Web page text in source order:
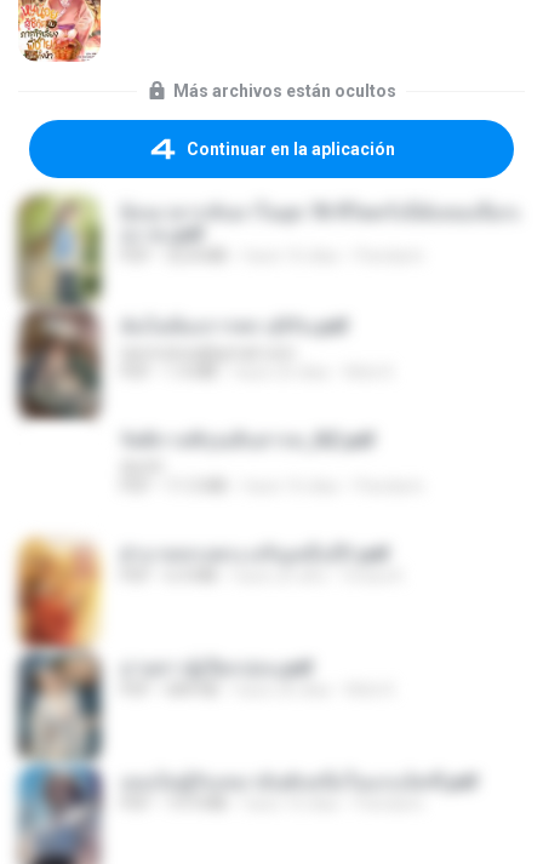
Más archivos están ocultos
Continuar en la aplicación
ย้อนเวลากลับมาในยุค 70 ชีวิตครั้งนี้ฉันขอเลือกเ
ฉันไม่ต้องการพร สุจิรัน.pdf
รัตติกาลพิรุณสิบสารท_RZ.pdf
ฝ่าบาททรงพระเจริญหมื่นปี1.pdf
ม่ายสาวผู้เปียกปอน.pdf
เธอเป็นผู้รับเหมาอันดับหนึ่งในแกแล็คซี่.pdf